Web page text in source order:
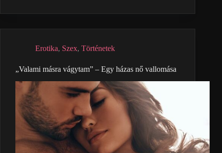
Erotika, Szex, Történetek
„Valami másra vágytam” – Egy házas nő vallomása